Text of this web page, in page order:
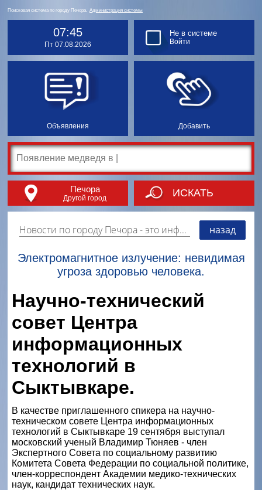
Поисковая система по городу Печора. Администрация системы
07:45
Пт 07.08.2026
Объявления Добавить
Не в системе
Войти
Печора
Другой город ИСКАТЬ
Новости по городу Печора- это информация о событиях, мероприятиях и торгово-коммерческой деятельности города. Страницу наполняют платные и бесплатные объявления, имеющие функцию "поднятия вверх списка". назад
Электромагнитное излучение: невидимая
угроза здоровью человека.
Научно-технический
совет Центра
информационных
технологий в
Сыктывкаре.
В качестве приглашенного спикера на научно-
техническом совете Центра информационных
технологий в Сыктывкаре 19 сентября выступал
московский ученый Владимир Тюняев - член
Экспертного Совета по социальному развитию
Комитета Совета Федерации по социальной политике,
член-корреспондент Академии медико-технических
наук, кандидат технических наук.